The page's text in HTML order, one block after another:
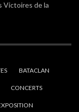
Victoires de la
BATACLAN
CONCERTS